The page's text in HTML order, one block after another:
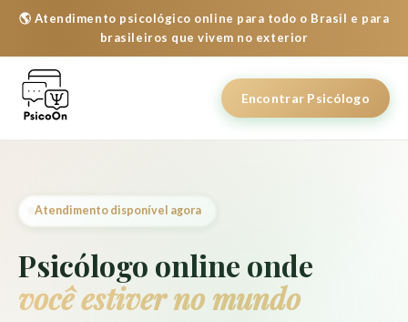
🌎 Atendimento psicológico online para todo o Brasil e para
brasileiros que vivem no exterior
Encontrar Psicólogo
Atendimento disponível agora
Psicólogo online onde
você estiver no mundo